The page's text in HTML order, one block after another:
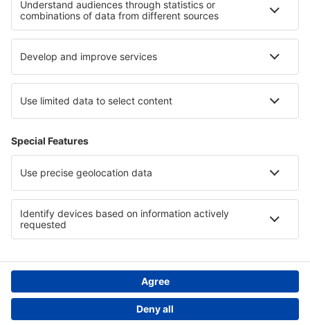
Cele mai bune locuri de cazare - regiuni
Cazare in Cantonul Dubrovnik-Neretva Cazare in Middle East
Cazare in Marakele National Park Cazare in Insula Krk